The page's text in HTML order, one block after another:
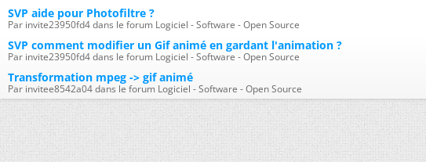
SVP aide pour Photofiltre ?
Par invite23950fd4 dans le forum Logiciel - Software - Open Source
SVP comment modifier un Gif animé en gardant l'animation ?
Par invite23950fd4 dans le forum Logiciel - Software - Open Source
Transformation mpeg -> gif animé
Par invitee8542a04 dans le forum Logiciel - Software - Open Source